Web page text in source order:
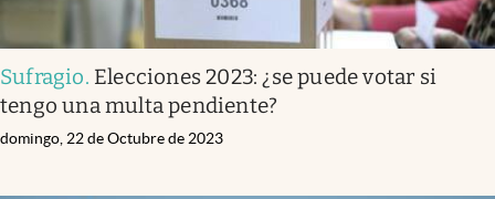
Sufragio. Elecciones 2023: ¿se puede votar si
tengo una multa pendiente?
domingo, 22 de Octubre de 2023